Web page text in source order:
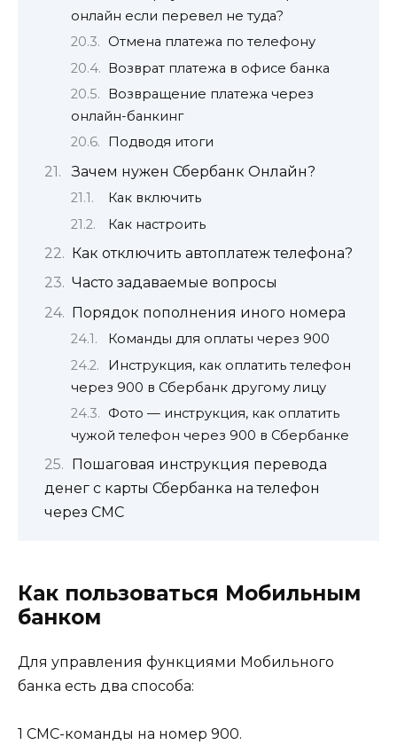
онлайн если перевел не туда?
Отмена платежа по телефону
Возврат платежа в офисе банка
Возвращение платежа через
онлайн-банкинг
Подводя итоги
Зачем нужен Сбербанк Онлайн?
Как включить
Как настроить
Как отключить автоплатеж телефона?
Часто задаваемые вопросы
Порядок пополнения иного номера
Команды для оплаты через 900
Инструкция, как оплатить телефон
через 900 в Сбербанк другому лицу
Фото — инструкция, как оплатить
чужой телефон через 900 в Сбербанке
Пошаговая инструкция перевода
денег с карты Сбербанка на телефон
через СМС
Как пользоваться Мобильным
банком
Для управления функциями Мобильного
банка есть два способа:
1 СМС-команды на номер 900.